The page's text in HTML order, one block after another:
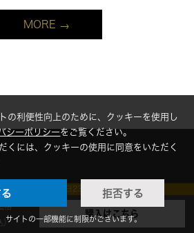
コード配布中:9月2日23:59まで】
格
）
購入はこちら
MORE
の利便性向上のために、クッキーを使用し
シーポリシーをご覧ください。
くには、クッキーの使用に同意をいただく
拒否する
イトの一部機能に制限がございます。